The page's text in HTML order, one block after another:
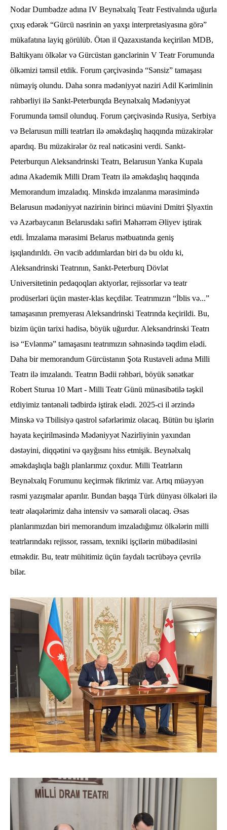
Nodar Dumbadze adına IV Beynəlxalq Teatr Festivalında uğurla
çıxış edərək “Gürcü nəsrinin ən yaxşı interpretasiyasına görə”
mükafatına layiq görülüb. Ötən il Qazaxıstanda keçirilən MDB,
Baltikyanı ölkələr və Gürcüstan gənclərinin V Teatr Forumunda
ölkəmizi təmsil etdik. Forum çərçivəsində “Sənsiz” tamaşası
nümayiş olundu. Daha sonra mədəniyyət naziri Adil Kərimlinin
rəhbərliyi ilə Sankt-Peterburqda Beynəlxalq Mədəniyyət
Forumunda təmsil olunduq. Forum çərçivəsində Rusiya, Serbiya
və Belarusun milli teatrları ilə əməkdaşlıq haqqında müzakirələr
apardıq. Bu müzakirələr öz real nəticəsini verdi. Sankt-
Peterburqun Aleksandrinski Teatrı, Belarusun Yanka Kupala
adına Akademik Milli Dram Teatrı ilə əməkdaşlıq haqqında
Memorandum imzaladıq. Minskdə imzalanma mərasimində
Belarusun mədəniyyət nazirinin birinci müavini Dmitri Şlyaxtin
və Azərbaycanın Belarusdakı səfiri Məhərrəm Əliyev iştirak
etdi. İmzalama mərasimi Belarus mətbuatında geniş
işıqlandırıldı. Ən vacib addımlardan biri də bu oldu ki,
Aleksandrinski Teatrının, Sankt-Peterburq Dövlət
Universitetinin pedaqoqları aktyorlar, rejissorlar və teatr
prodüserləri üçün master-klas keçdilər. Teatrımızın “İblis və...”
tamaşasının premyerası Aleksandrinski Teatrında keçirildi. Bu,
bizim üçün tarixi hadisə, böyük uğurdur. Aleksandrinski Teatrı
isə “Evlənmə” tamaşasını teatrımızın səhnəsində təqdim elədi.
Daha bir memorandum Gürcüstanın Şota Rustaveli adına Milli
Teatrı ilə imzalandı. Teatrın Bədii rəhbəri, böyük sənətkar
Robert Sturua 10 Mart - Milli Teatr Günü münasibətilə təşkil
etdiyimiz təntənəli tədbirdə iştirak elədi. 2025-ci il ərzində
Minskə və Tbilisiyə qastrol səfərlərimiz olacaq. Bütün bu işlərin
həyata keçirilməsində Mədəniyyət Nazirliyinin yaxından
dəstəyini, diqqətini və qayğısını hiss etmişik. Beynəlxalq
əməkdaşlıqla bağlı planlarımız çoxdur. Milli Teatrların
Beynəlxalq Forumunu keçirmək fikrimiz var. Artıq müəyyən
rəsmi yazışmalar aparılır. Bundan başqa Türk dünyası ölkələri ilə
teatr əlaqələrimiz daha intensiv və səmərəli olacaq. Əsas
planlarımızdan biri memorandum imzaladığımız ölkələrin milli
teatrlarındakı rejissor, rəssam, texniki işçilərin mübadiləsini
etməkdir. Bu, teatr mühitimiz üçün faydalı təcrübəyə çevrilə
bilər.